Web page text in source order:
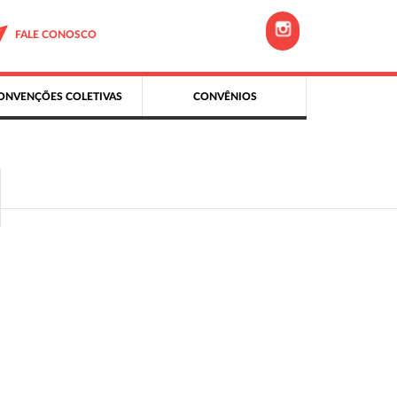
FALE CONOSCO
COLETIVAS CONVÊNIOS